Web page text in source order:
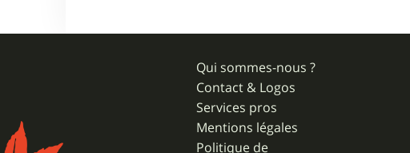
Qui sommes-nous ?
Contact & Logos
Services pros
Mentions légales
Politique de